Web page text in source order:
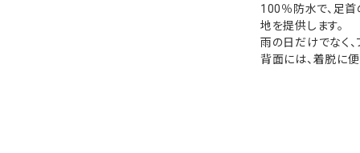
100％防水で、足首
地を提供します。
雨の日だけでなく、
背面には、着脱に